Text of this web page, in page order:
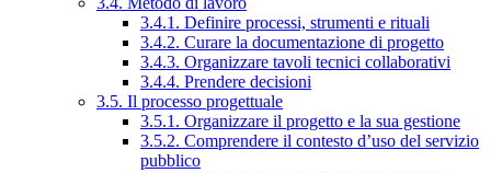
3.4.1. Definire processi, strumenti e rituali
3.4.2. Curare la documentazione di progetto
3.4.3. Organizzare tavoli tecnici collaborativi
3.4.4. Prendere decisioni
3.5. Il processo progettuale
3.5.1. Organizzare il progetto e la sua gestione
3.5.2. Comprendere il contesto d’uso del servizio
pubblico